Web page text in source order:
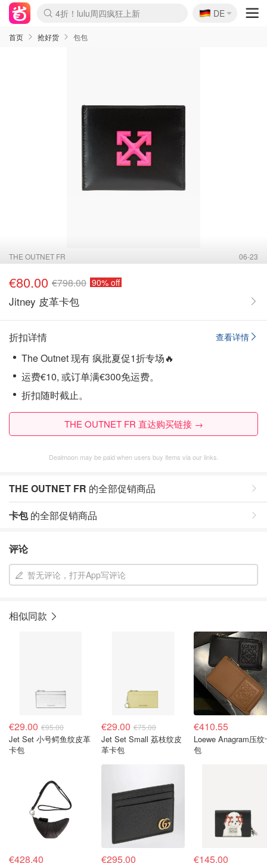
Boticinal 夏促开抢！
4折！lulu周四疯狂上新
还没结束！&OtherStories大促
Joybuy变相75折 随时失效
速领！Stanley独家85折
疑似霸哥！Camper额外叠85折
Zalando 奥莱闪促！每日更新
Moncler反季囤！5折起+叠9折
Coach Brooklyn仅€192
🇩🇪
DE
首页 抢好货 包包
THE OUTNET FR 06-23
€80.00 €798.00 90% off
Jitney 皮革卡包
查看详情
折扣详情
The Outnet 现有 疯批夏促1折专场🔥
运费€10, 或订单满€300免运费。
折扣随时截止。
THE OUTNET FR 直达购买链接 →
Dealmoon may be paid when users buy items via our links.
THE OUTNET FR 的全部促销商品
卡包的全部促销商品
评论
暂无评论，打开App写评论
相似同款
€29.00 €95.00
Jet Set 小号鳄鱼纹皮革
卡包
€29.00 €75.00
Jet Set Small 荔枝纹皮
革卡包
€410.55
Loewe Anagram压纹
包
€428.40 €295.00 €145.00